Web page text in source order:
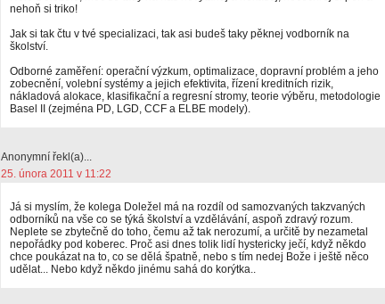
nehoň si triko!
Jak si tak čtu v tvé specializaci, tak asi budeš taky pěknej vodborník na
školství.
Odborné zaměření: operační výzkum, optimalizace, dopravní problém a jeho
zobecnění, volební systémy a jejich efektivita, řízení kreditních rizik,
nákladová alokace, klasifikační a regresní stromy, teorie výběru, metodologie
Basel II (zejména PD, LGD, CCF a ELBE modely).
Anonymní řekl(a)...
25. února 2011 v 11:22
Já si myslím, že kolega Doležel má na rozdíl od samozvaných takzvaných
odborníků na vše co se týká školství a vzdělávání, aspoň zdravý rozum.
Neplete se zbytečně do toho, čemu až tak nerozumí, a určitě by nezametal
nepořádky pod koberec. Proč asi dnes tolik lidí hystericky ječí, když někdo
chce poukázat na to, co se dělá špatně, nebo s tím nedej Bože i ještě něco
udělat... Nebo když někdo jinému sahá do korýtka..